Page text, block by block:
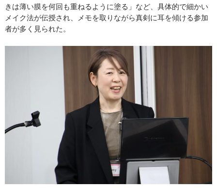
きは薄い膜を何回も重ねるように塗る」など、具体的で細かい
メイク法が伝授され、メモを取りながら真剣に耳を傾ける参加
者が多く見られた。